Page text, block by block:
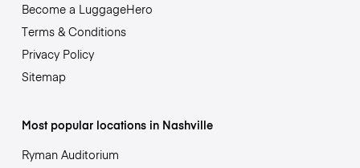
Become a LuggageHero
Terms & Conditions
Privacy Policy
Sitemap
Most popular locations in Nashville
Ryman Auditorium